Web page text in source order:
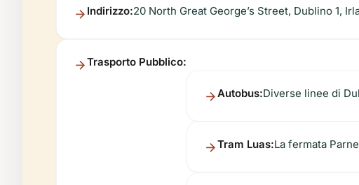
Indirizzo:20 North Great George’s Street, Dublino 1,
Trasporto Pubblico:
Autobus:Diverse linee di
Tram Luas:La fermata